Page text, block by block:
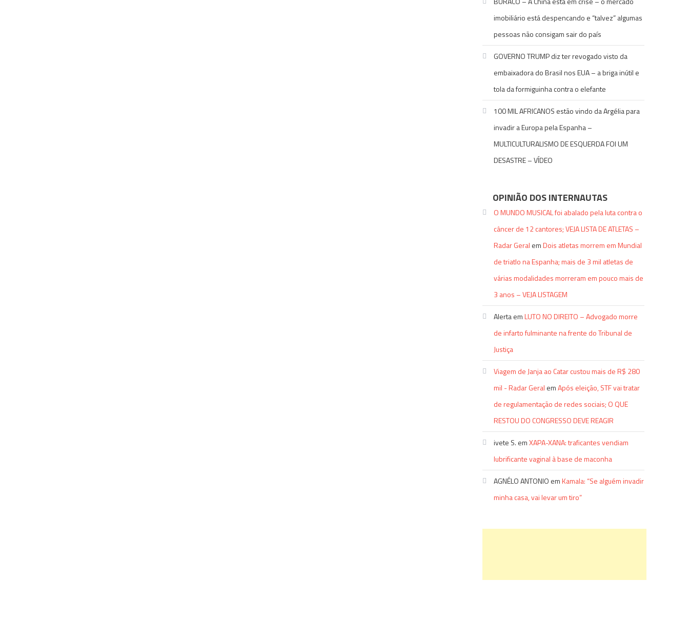
imobiliário está despencando e “talvez” algumas
pessoas não consigam sair do país
GOVERNO TRUMP diz ter revogado visto da
embaixadora do Brasil nos EUA – a briga inútil e
tola da formiguinha contra o elefante
100 MIL AFRICANOS estão vindo da Argélia para
invadir a Europa pela Espanha –
MULTICULTURALISMO DE ESQUERDA FOI UM
DESASTRE – VÍDEO
OPINIÃO DOS INTERNAUTAS
O MUNDO MUSICAL foi abalado pela luta contra o
câncer de 12 cantores; VEJA LISTA DE ATLETAS –
Radar Geral emDois atletas morrem em Mundial
de triatlo na Espanha; mais de 3 mil atletas de
várias modalidades morreram em pouco mais de
3 anos – VEJA LISTAGEM
AlertaemLUTO NO DIREITO – Advogado morre
de infarto fulminante na frente do Tribunal de
Justiça
Viagem de Janja ao Catar custou mais de R$ 280
mil - Radar Geral emApós eleição, STF vai tratar
de regulamentação de redes sociais; O QUE
RESTOU DO CONGRESSO DEVE REAGIR
ivete S. emXAPA-XANA: traficantes vendiam
lubrificante vaginal à base de maconha
AGNÉLO ANTONIO emKamala: “Se alguém invadir
minha casa, vai levar um tiro”